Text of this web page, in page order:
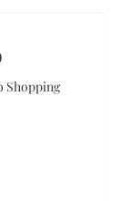
Shopping